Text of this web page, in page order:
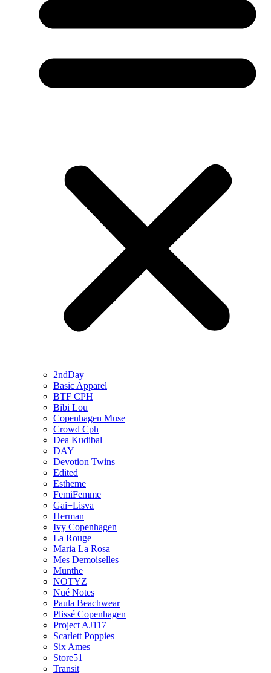
2ndDay
Basic Apparel
BTF CPH
Bibi Lou
Copenhagen Muse
Crowd Cph
Dea Kudibal
DAY
Devotion Twins
Edited
Estheme
FemiFemme
Gai+Lisva
Herman
Ivy Copenhagen
La Rouge
Maria La Rosa
Mes Demoiselles
Munthe
NOTYZ
Nué Notes
Paula Beachwear
Plissé Copenhagen
Project AJ117
Scarlett Poppies
Six Ames
Store51
Transit